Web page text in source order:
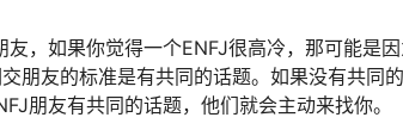
，如果你觉得一个ENFJ很高冷，那可能是因
朋友的标准是有共同的话题。如果没有共同
朋友有共同的话题，他们就会主动来找你。